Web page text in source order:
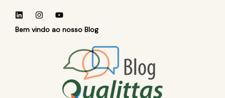
Bem vindo ao nosso Blog